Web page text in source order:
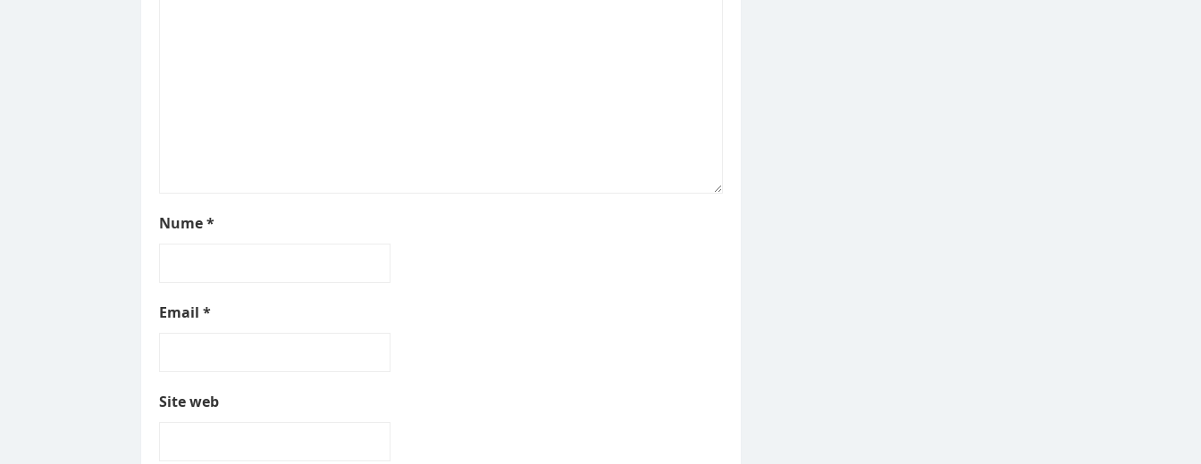
Nume*
Email *
Site web